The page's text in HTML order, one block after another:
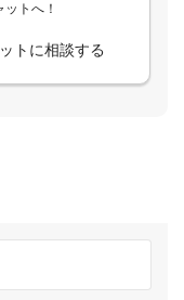
トへ！
トに相談する